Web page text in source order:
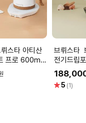
프로 600ml
브뤼스타 브뤼스타 아티산
전기드립
- 네덜란
별5 (1)